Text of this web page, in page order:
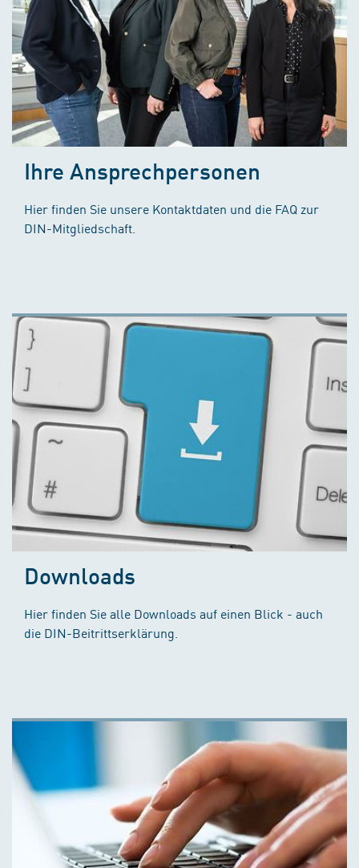
Ihre Ansprechpersonen
Hier finden Sie unsere Kontaktdaten und die FAQ zur
DIN-Mitgliedschaft.
Downloads
Hier finden Sie alle Downloads auf einen Blick - auch
die DIN-Beitrittserklärung.